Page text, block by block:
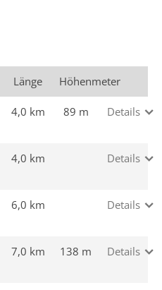
Länge Höhenmeter
4,0 km 89 m Details
4,0 km Details
6,0 km Details
7,0 km 138 m Details